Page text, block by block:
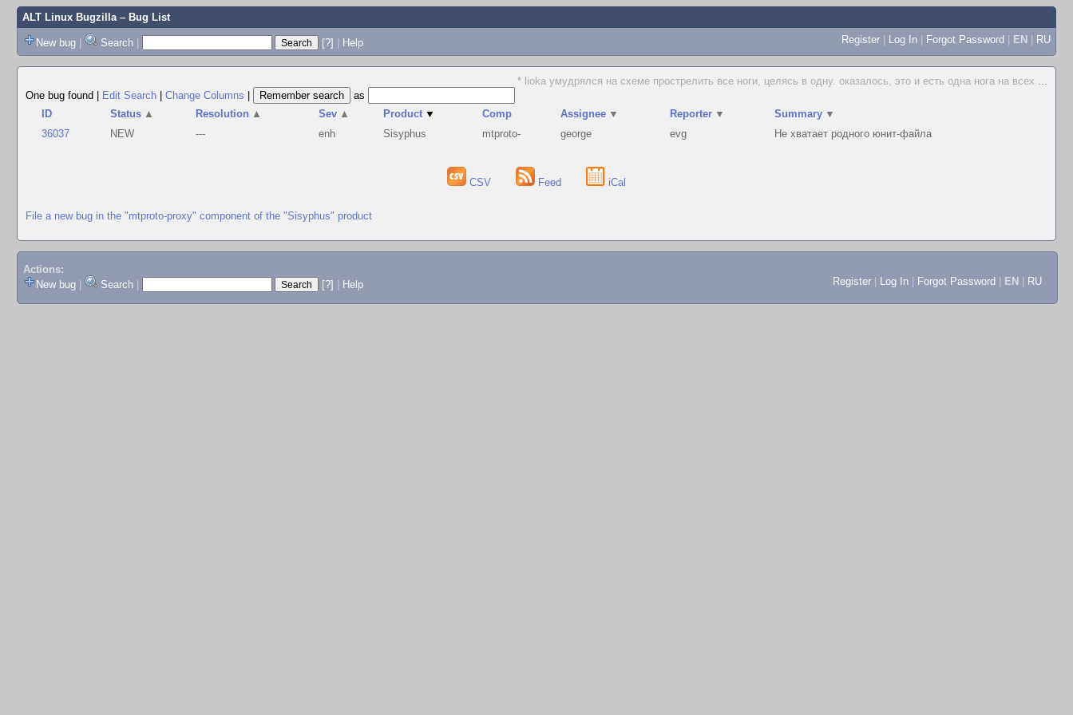
ALT Linux Bugzilla– Bug List
New bug | Search | [?] | Help Register | Log In | Forgot Password | EN | RU
* lioka умудрялся на схеме прострелить все ноги, целясь в одну. оказалось, это и есть одна нога на всех ...
One bug found
Edit Search Change Columns
as
ID
Status ▲ Resolution ▲ Sev ▲ Product ▼ Comp Assignee ▼ Reporter ▼ Summary ▼
36037
NEW --- enh Sisyphus mtproto- george evg Не хватает родного юнит-файла
CSV Feed iCal
File a new bug in the "mtproto-proxy" component of the "Sisyphus" product
Actions:
New bug
Search [?] Help Register Log In Forgot Password EN RU